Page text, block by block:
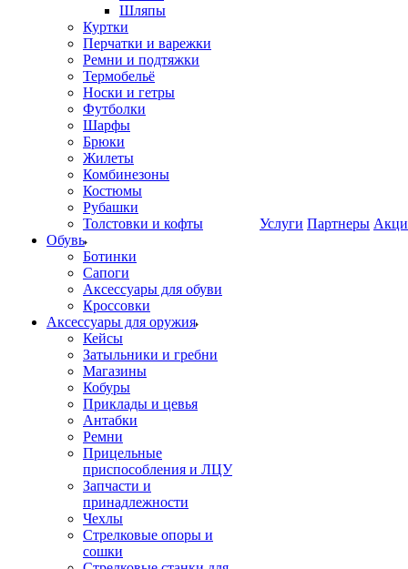
Шляпы
Куртки
Перчатки и варежки
Ремни и подтяжки
Термобельё
Носки и гетры
Футболки
Шарфы
Брюки
Жилеты
Комбинезоны
Костюмы
Рубашки
Толстовки и кофты
Обувь
Ботинки
Сапоги
Аксессуары для обуви
Кроссовки
Аксессуары для оружия
Кейсы
Затыльники и гребни
Магазины
Кобуры
Приклады и цевья
Антабки
Ремни
Прицельные
приспособления и ЛЦУ
Запчасти и
принадлежности
Чехлы
Стрелковые опоры и
сошки
Услуги Партнеры